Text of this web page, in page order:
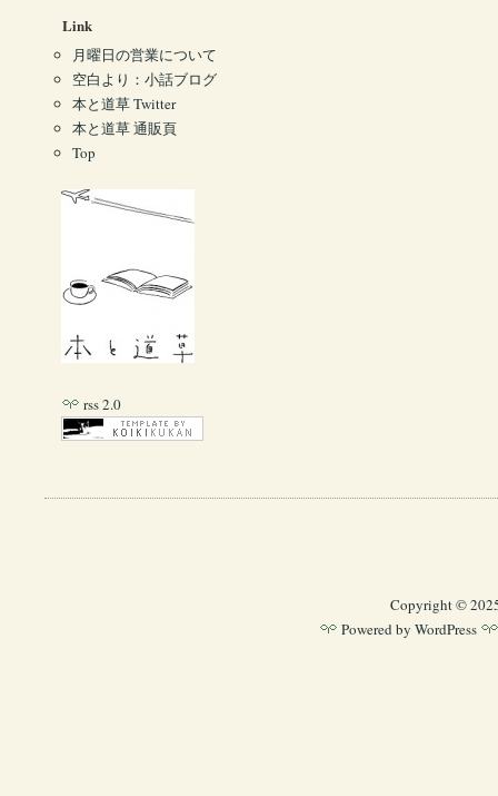
Link
月曜日の営業について
空白より：小話ブログ
本と道草 Twitter
本と道草 通販頁
Top
rss 2.0
Copyright ©
Powered by WordPress